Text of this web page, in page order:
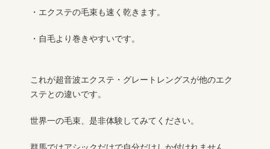
・エクステの毛束も速く乾きます。
・自毛より巻きやすいです。
これが超音波エクステ・グレートレングスが他のエク
ステとの違いです。
世界一の毛束、是非体験してみてください。